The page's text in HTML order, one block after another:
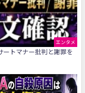
エンタメ
ートマナー批判と謝罪を